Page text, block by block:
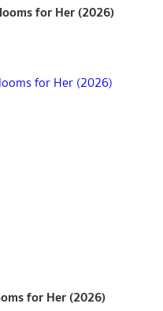
for Her (2026)
for Her (2026)